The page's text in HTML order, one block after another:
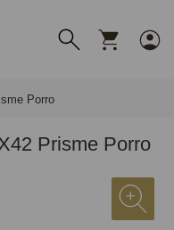
Porro
Prisme Porro